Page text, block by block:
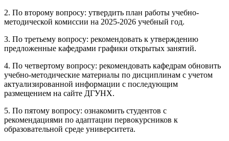
2. По второму вопросу: утвердить план работы учебно-
методической комиссии на 2025-2026 учебный год.
3. По третьему вопросу: рекомендовать к утверждению
предложенные кафедрами графики открытых занятий.
4. По четвертому вопросу: рекомендовать кафедрам обновить
учебно-методические материалы по дисциплинам с учетом
актуализированной информации с последующим
размещением на сайте ДГУНХ.
5. По пятому вопросу: ознакомить студентов с
рекомендациями по адаптации первокурсников к
образовательной среде университета.